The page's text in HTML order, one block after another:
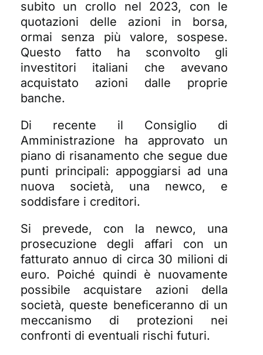
subito un crollo nel 2023, con le
quotazioni delle azioni in borsa,
ormai senza più valore, sospese.
Questo fatto ha sconvolto gli
investitori italiani che avevano
acquistato azioni dalle proprie
banche.
Di recente il Consiglio di
Amministrazione ha approvato un
piano di risanamento che segue due
punti principali: appoggiarsi ad una
nuova società, una newco, e
soddisfare i creditori.
Si prevede, con la newco, una
prosecuzione degli affari con un
fatturato annuo di circa 30 milioni di
euro. Poiché quindi è nuovamente
possibile acquistare azioni della
società, queste beneficeranno di un
meccanismo di protezioni nei
confronti di eventuali rischi futuri.